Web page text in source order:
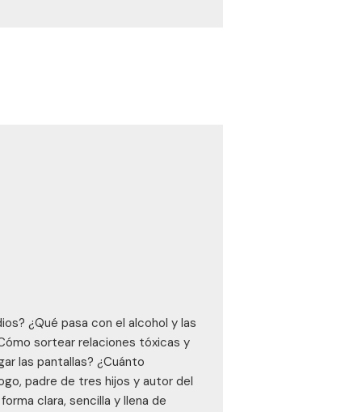
¿Qué pasa con el alcohol y las
sortear relaciones tóxicas y
las pantallas? ¿Cuánto
padre de tres hijos y autor del
clara, sencilla y llena de